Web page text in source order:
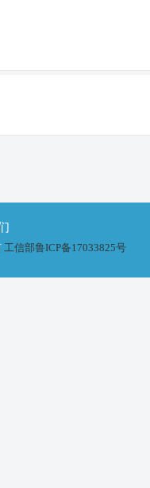
工信部鲁ICP备17033825号